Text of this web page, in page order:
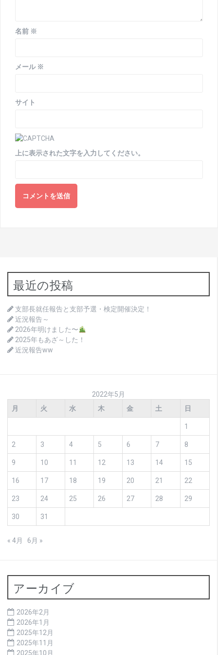
名前 ※
メール ※
サイト
上に表示された文字を入力してください。
最近の投稿
支部長就任報告と支部予選・検定開催決定！
近況報告～
2026年明けました〜
2025年もあざ～した！
近況報告ww
2022年5月
月
火 水 木 金 土 日
1
2 3 4 5 6 7 8
9 10 11 12 13 14 15
16 17 18 19 20 21 22
23 24 25 26 27 28 29
30 31
« 4月 6月 »
アーカイブ
2026年2月
2026年1月
2025年12月
2025年11月
2025年10月